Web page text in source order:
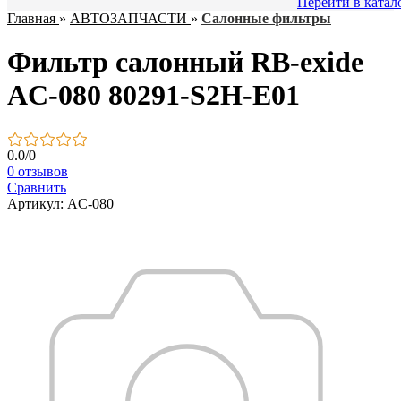
Главная » АВТОЗАПЧАСТИ » Салонные фильтры
Фильтр салонный RB-exide
AC-080 80291-S2H-E01
0.0/0
0 отзывов
Сравнить
Артикул: AC-080